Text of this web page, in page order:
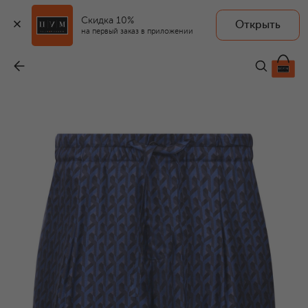
Скидка 10%
на первый заказ в приложении
Открыть
84 000 ₽